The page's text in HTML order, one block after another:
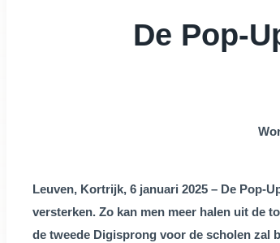
De Pop-
Leuven, Kortrijk, 6 januari 2025 – De Pop-
versterken. Zo kan men meer halen uit de
de tweede Digisprong voor de scholen zal